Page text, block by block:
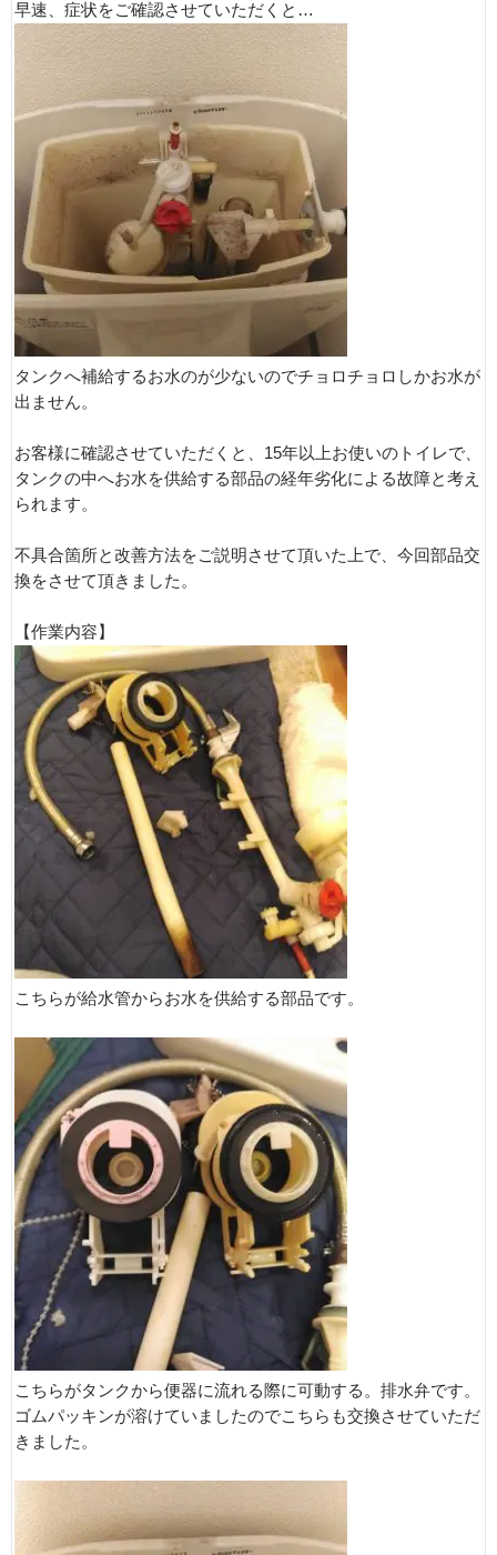
早速、症状をご確認させていただくと…
タンクへ補給するお水のが少ないのでチョロチョロしかお水が
出ません。
お客様に確認させていただくと、15年以上お使いのトイレで、
タンクの中へお水を供給する部品の経年劣化による故障と考え
られます。
不具合箇所と改善方法をご説明させて頂いた上で、今回部品交
換をさせて頂きました。
【作業内容】
こちらが給水管からお水を供給する部品です。
こちらがタンクから便器に流れる際に可動する。排水弁です。
ゴムパッキンが溶けていましたのでこちらも交換させていただ
きました。